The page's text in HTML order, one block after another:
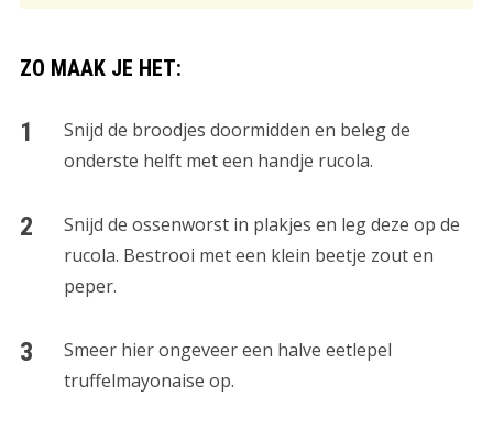
ZO MAAK JE HET:
Snijd de broodjes doormidden en beleg de
onderste helft met een handje rucola.
Snijd de ossenworst in plakjes en leg deze op de
rucola. Bestrooi met een klein beetje zout en
peper.
Smeer hier ongeveer een halve eetlepel
truffelmayonaise op.